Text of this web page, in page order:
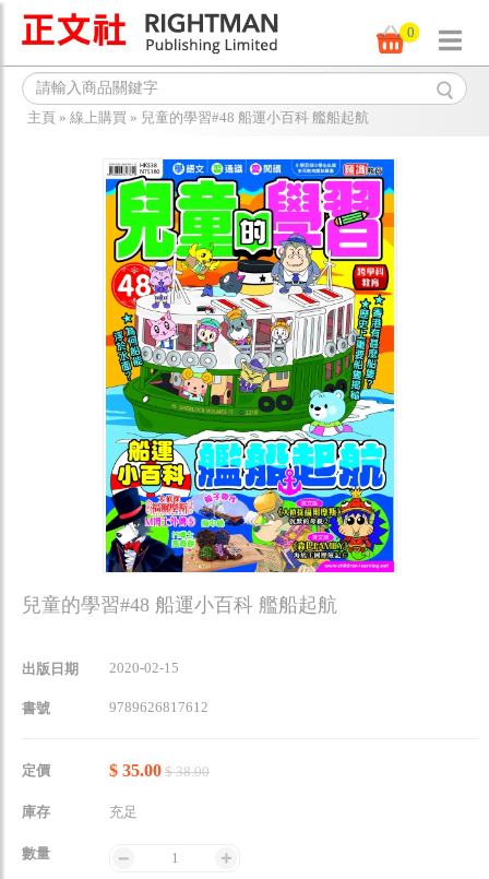
0
主頁 » 線上購買 » 兒童的學習#48 船運小百科 艦船起航
兒童的學習#48 船運小百科 艦船起航
出版日期 2020-02-15
書號 9789626817612
定價 $ 35.00 $ 38.00
庫存 充足
數量 1